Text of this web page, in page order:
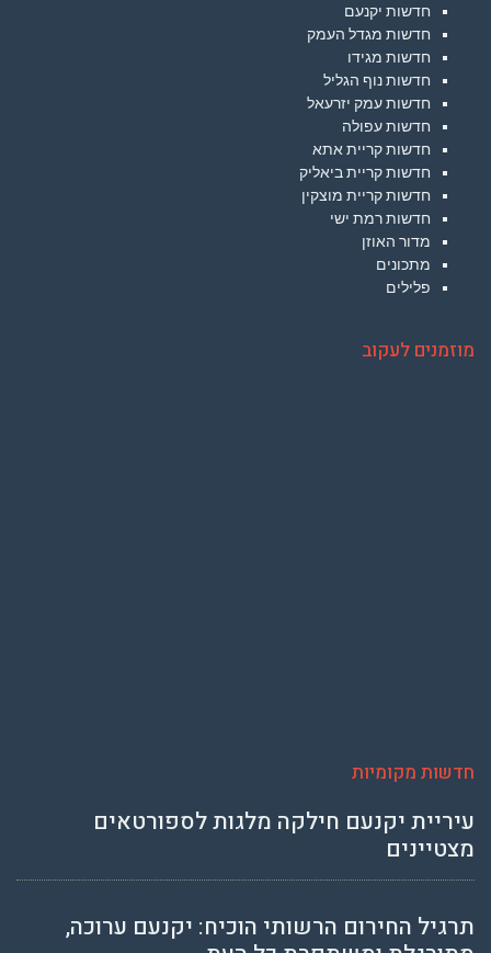
חדשות יקנעם
חדשות מגדל העמק
חדשות מגידו
חדשות נוף הגליל
חדשות עמק יזרעאל
חדשות עפולה
חדשות קריית אתא
חדשות קריית ביאליק
חדשות קריית מוצקין
חדשות רמת ישי
מדור האוזן
מתכונים
פלילים
מוזמנים לעקוב
חדשות מקומיות
עיריית יקנעם חילקה מלגות לספורטאים
מצטיינים
תרגיל החירום הרשותי הוכיח: יקנעם ערוכה,